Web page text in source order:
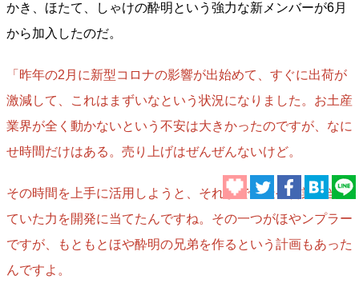
かき、ほたて、しゃけの酔明という強力な新メンバーが6月
から加入したのだ。
「昨年の2月に新型コロナの影響が出始めて、すぐに出荷が
激減して、これはまずいなという状況になりました。お土産
業界が全く動かないという不安は大きかったのですが、なに
せ時間だけはある。売り上げはぜんぜんないけど。
その時間を上手に活用しようと、それまで製造や営業に当て
ていた力を開発に当てたんですね。その一つがほやンプラー
ですが、もともとほや酔明の兄弟を作るという計画もあった
んですよ。